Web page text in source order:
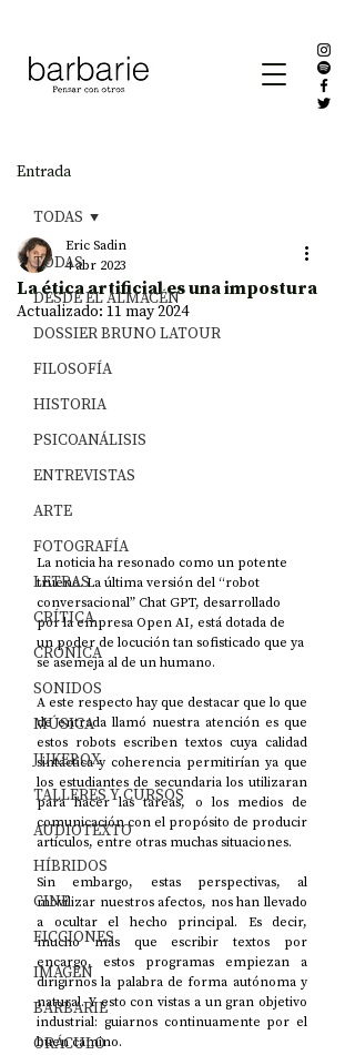
Entrada
TODAS
DESDE EL ALMACÉN
DOSSIER BRUNO LATOUR
FILOSOFÍA
HISTORIA
PSICOANÁLISIS
ENTREVISTAS
ARTE
FOTOGRAFÍA
LETRAS
CRÍTICA
CRÓNICA
SONIDOS
MÚSICA
JUKEBOX
TALLERES Y CURSOS
AUDIOTEXTO
HÍBRIDOS
CINE
FICCIONES
IMAGEN
BARBARIE
ORÁCULO
TODAS
La ética artificial es una impostura
Eric Sadin
4 abr 2023
Actualizado: 11 may 2024
La noticia ha resonado como un potente
trueno. La última versión del “robot
conversacional” Chat GPT, desarrollado
por la empresa Open AI, está dotada de
un poder de locución tan sofisticado que ya
se asemeja al de un humano.
A este respecto hay que destacar que lo que
de entrada llamó nuestra atención es que
estos robots escriben textos cuya calidad
sintáctica y coherencia permitirían ya que
los estudiantes de secundaria los utilizaran
para hacer las tareas, o los medios de
comunicación con el propósito de producir
artículos, entre otras muchas situaciones.
Sin embargo, estas perspectivas, al
movilizar nuestros afectos, nos han llevado
a ocultar el hecho principal. Es decir,
mucho más que escribir textos por
encargo, estos programas empiezan a
dirigirnos la palabra de forma autónoma y
natural. Y esto con vistas a un gran objetivo
industrial: guiarnos continuamente por el
buen camino.